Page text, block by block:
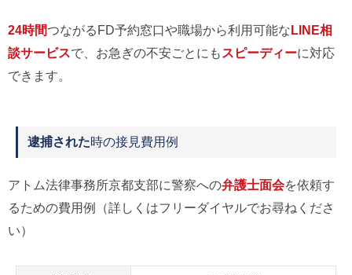
24時間つながるFD予約窓口や職場から利用可能なLINE相
談サービスで、お急ぎの不安ごとにも スピーディーに対応
できます。
逮捕された時の接見費用例
アトム法律事務所京都支部に警察への弁護士面会を依頼す
るための費用例（詳しくはフリーダイヤルでお尋ねくださ
い）